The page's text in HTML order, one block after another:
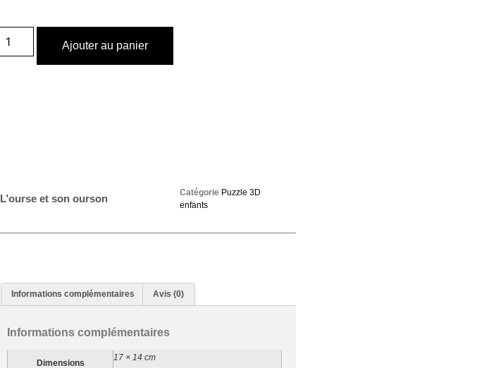
Ajouter au panier
L’ourse et son ourson
Catégorie Puzzle 3D
enfants
Informations complémentaires Avis (0)
Informations complémentaires
Dimensions
17 × 14 cm